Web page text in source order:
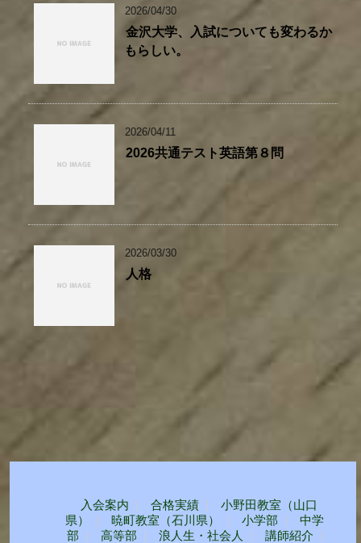
2026/04/30
金沢大学、入試についても変わるか
もらしい。
2026/04/11
2026共通テスト英語第８問
2026/03/30
人格
入会案内 合格実績
小野田教室（山口
県）
暁町教室（石川県） 小学部
中学
部
高等部 浪人生・社会人 講師紹介